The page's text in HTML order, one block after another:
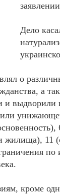
Дело
о
а
и
или
жилища), 11
по
кроме